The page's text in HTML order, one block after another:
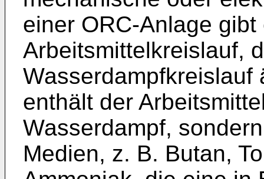
einer ORC-Anlage
Arbeitsmittelkreislauf,
Wasserdampfkreislauf
enthält der
Wasserdampf,
Medien, z. B. Butan,